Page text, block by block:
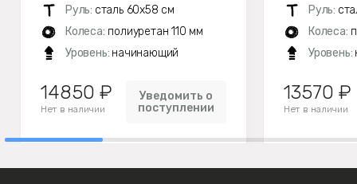
Руль: сталь 60х58 см
Колеса: полиуретан 110 мм
Уровень: начинающий
14850 ₽
Нет в наличии
Уведомить о
поступлении
Руль:
Колеса:
Уровень:
13570 ₽
Нет в наличии